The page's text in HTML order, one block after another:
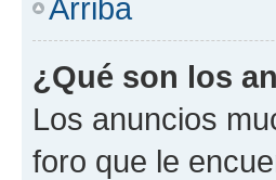
Arriba
¿Qué son los
Los anuncios
foro que le